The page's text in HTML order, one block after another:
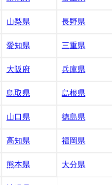
山梨県 長野県
愛知県 三重県
大阪府 兵庫県
鳥取県 島根県
山口県 徳島県
高知県 福岡県
熊本県 大分県